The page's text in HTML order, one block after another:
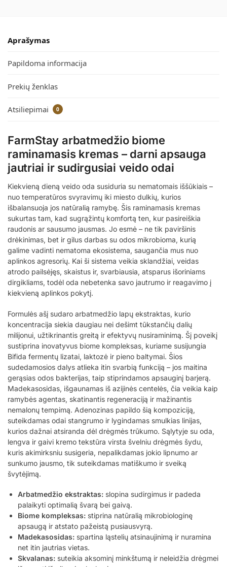
Aprašymas
Papildoma informacija
Prekių ženklas
Atsiliepimai 0
FarmStay arbatmedžio biome
raminamasis kremas – darni apsauga
jautriai ir sudirgusiai veido odai
Kiekvieną dieną veido oda susiduria su nematomais iššūkiais –
nuo temperatūros svyravimų iki miesto dulkių, kurios
išbalansuoja jos natūralią ramybę. Šis raminamasis kremas
sukurtas tam, kad sugrąžintų komfortą ten, kur pasireiškia
raudonis ar sausumo jausmas. Jo esmė – ne tik paviršinis
drėkinimas, bet ir gilus darbas su odos mikrobioma, kurią
galime vadinti nematoma ekosistema, saugančia mus nuo
aplinkos agresorių. Kai ši sistema veikia sklandžiai, veidas
atrodo pailsėjęs, skaistus ir, svarbiausia, atsparus išoriniams
dirgikliams, todėl oda nebetenka savo jautrumo ir reagavimo į
kiekvieną aplinkos pokytį.
Formulės ašį sudaro arbatmedžio lapų ekstraktas, kurio
koncentracija siekia daugiau nei dešimt tūkstančių dalių
milijonui, užtikrinantis greitą ir efektyvų nusiraminimą. Šį poveikį
sustiprina inovatyvus biome kompleksas, kuriame susijungia
Bifida fermentų lizatai, laktozė ir pieno baltymai. Šios
sudedamosios dalys atlieka itin svarbią funkciją – jos maitina
gerąsias odos bakterijas, taip stiprindamos apsauginį barjerą.
Madekasosidas, išgaunamas iš azijinės centelės, čia veikia kaip
ramybės agentas, skatinantis regeneraciją ir mažinantis
nemalonų tempimą. Adenozinas papildo šią kompoziciją,
suteikdamas odai stangrumo ir lygindamas smulkias linijas,
kurios dažnai atsiranda dėl drėgmės trūkumo. Sąlytyje su oda,
lengva ir gaivi kremo tekstūra virsta švelniu drėgmės šydu,
kuris akimirksniu susigeria, nepalikdamas jokio lipnumo ar
sunkumo jausmo, tik suteikdamas matiškumo ir sveiką
švytėjimą.
Arbatmedžio ekstraktas: slopina sudirgimus ir padeda
palaikyti optimalią švarą bei gaivą.
Biome kompleksas: stiprina natūralią mikrobiologinę
apsaugą ir atstato pažeistą pusiausvyrą.
Madekasosidas: spartina ląstelių atsinaujinimą ir nuramina
net itin jautrias vietas.
Skvalanas: suteikia aksominį minkštumą ir neleidžia drėgmei